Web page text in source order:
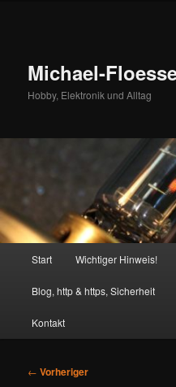
Michael-
Hobby, Elektronik und Alltag
Start Wichtiger Hinweis!
Blog, http & https, Sicherheit
Kontakt
Beitragsnavigation
← Vorheriger